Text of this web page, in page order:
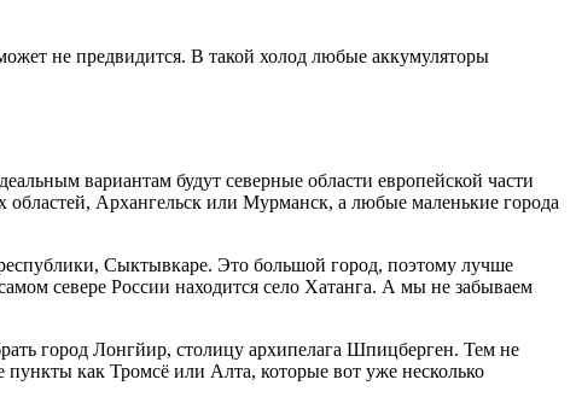
не предвидится. В такой холод любые аккумуляторы
вариантам будут северные области европейской части
Архангельск или Мурманск, а любые маленькие города
Сыктывкаре. Это большой город, поэтому лучше
севере России находится село Хатанга. А мы не забываем
город Лонгйир, столицу архипелага Шпицберген. Тем не
пункты как Тромсё или Алта, которые вот уже несколько